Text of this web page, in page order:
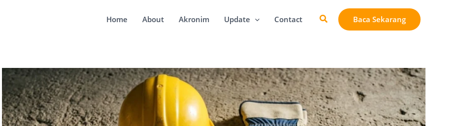
Home About Akronim Update Contact Cari Baca Sekarang